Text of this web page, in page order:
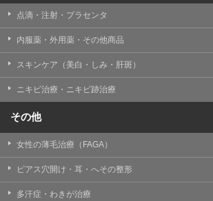
【個人情報の共同利用について】
TCBグループは、【利用目的】達成に
得情報を共同して利用することがありま
なお、共同利用にあたっては、一般社
アライアンスが個人情報の管理につい
一般社団法人メディカルアライアンス
代表電話番号03-6459-0169
①共同して利用される情報
【取得する情報】に規定されている取得
②共同して利用する者の範囲
点滴・注射・プラセンタ
内服薬・外用薬・その他商品
スキンケア（美白・しみ・肝斑）
ニキビ治療・ニキビ跡治療
その他
女性の薄毛治療（FAGA）
ピアス穴開け・耳・へその整形
多汗症・わきが治療